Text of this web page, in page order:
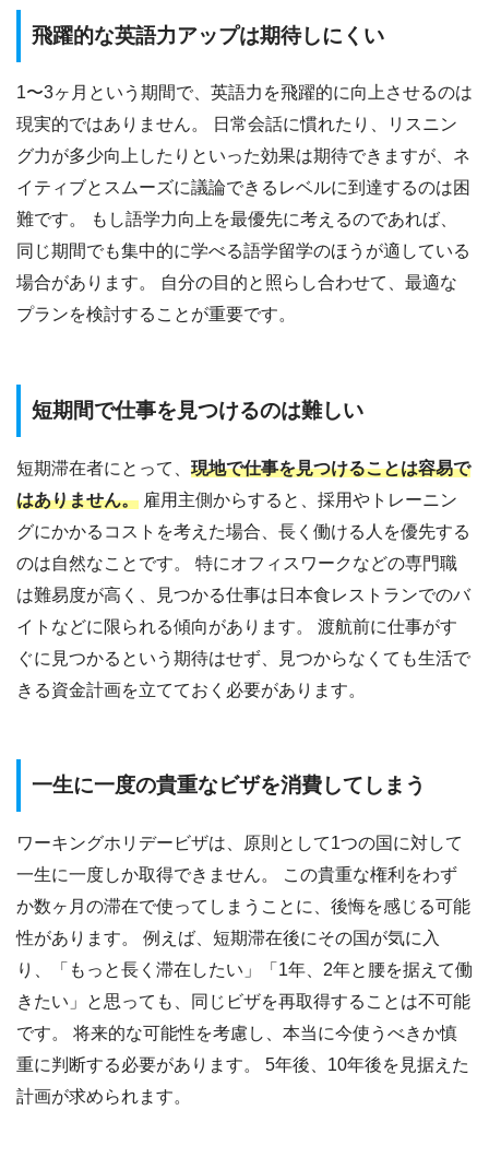
飛躍的な英語力アップは期待しにくい
1〜3ヶ月という期間で、英語力を飛躍的に向上させるのは
現実的ではありません。 日常会話に慣れたり、リスニン
グ力が多少向上したりといった効果は期待できますが、ネ
イティブとスムーズに議論できるレベルに到達するのは困
難です。 もし語学力向上を最優先に考えるのであれば、
同じ期間でも集中的に学べる語学留学のほうが適している
場合があります。 自分の目的と照らし合わせて、最適な
プランを検討することが重要です。
短期間で仕事を見つけるのは難しい
短期滞在者にとって、 現地で仕事を見つけることは容易で
はありません。 雇用主側からすると、採用やトレーニン
グにかかるコストを考えた場合、長く働ける人を優先する
のは自然なことです。 特にオフィスワークなどの専門職
は難易度が高く、見つかる仕事は日本食レストランでのバ
イトなどに限られる傾向があります。 渡航前に仕事がす
ぐに見つかるという期待はせず、見つからなくても生活で
きる資金計画を立てておく必要があります。
一生に一度の貴重なビザを消費してしまう
ワーキングホリデービザは、原則として1つの国に対して
一生に一度しか取得できません。 この貴重な権利をわず
か数ヶ月の滞在で使ってしまうことに、後悔を感じる可能
性があります。 例えば、短期滞在後にその国が気に入
り、「もっと長く滞在したい」「1年、2年と腰を据えて働
きたい」と思っても、同じビザを再取得することは不可能
です。 将来的な可能性を考慮し、本当に今使うべきか慎
重に判断する必要があります。 5年後、10年後を見据えた
計画が求められます。